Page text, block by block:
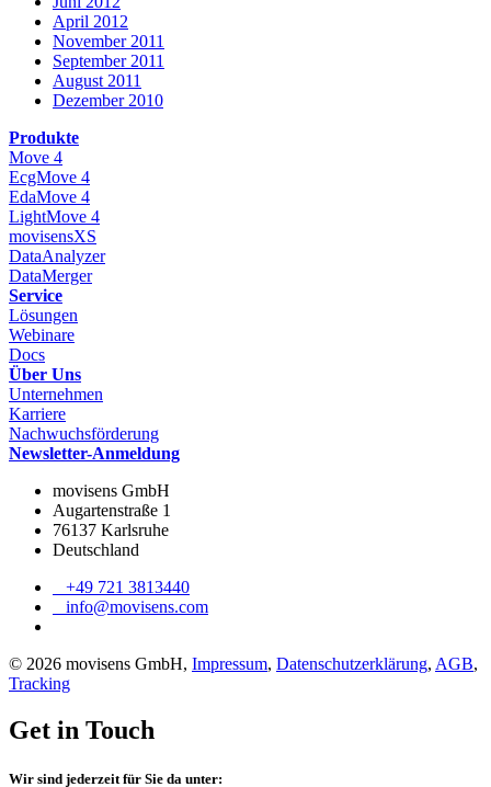
April 2012
November 2011
September 2011
August 2011
Dezember 2010
Produkte
Move 4
EcgMove 4
EdaMove 4
LightMove 4
movisensXS
DataAnalyzer
DataMerger
Service
Lösungen
Webinare
Docs
Über Uns
Unternehmen
Karriere
Nachwuchsförderung
Newsletter-Anmeldung
movisens GmbH
Augartenstraße 1
76137 Karlsruhe
Deutschland
+49 721 3813440
info@movisens.com
© 2026 movisens GmbH, Impressum, Datenschutzerklärung, AGB,
Tracking
Get in Touch
Wir sind jederzeit für Sie da unter: